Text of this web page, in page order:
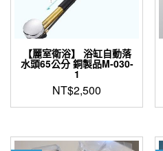
【麗室衛浴】 浴缸自動落
水頭65公分 銅製品M-030-
1
NT$2,500